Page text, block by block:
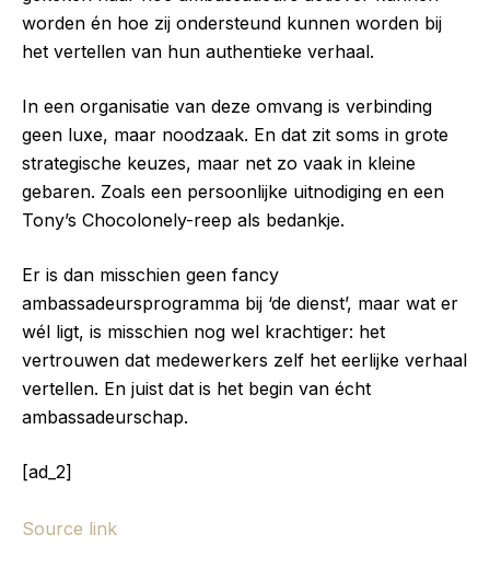
worden én hoe zij ondersteund kunnen worden bij
het vertellen van hun authentieke verhaal.
In een organisatie van deze omvang is verbinding
geen luxe, maar noodzaak. En dat zit soms in grote
strategische keuzes, maar net zo vaak in kleine
gebaren. Zoals een persoonlijke uitnodiging en een
Tony’s Chocolonely-reep als bedankje.
Er is dan misschien geen fancy
ambassadeursprogramma bij ‘de dienst’, maar wat er
wél ligt, is misschien nog wel krachtiger: het
vertrouwen dat medewerkers zelf het eerlijke verhaal
vertellen. En juist dat is het begin van écht
ambassadeurschap.
[ad_2]
Source link